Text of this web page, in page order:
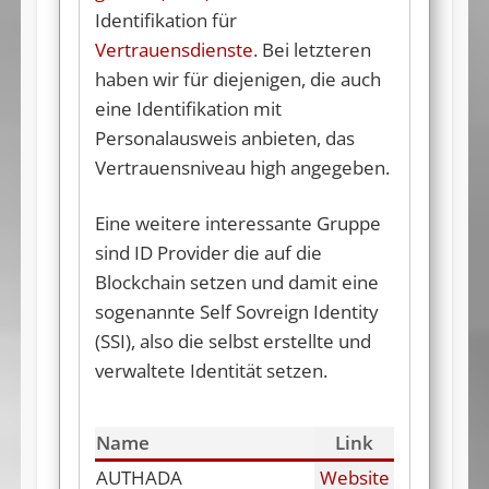
Dr. Michael Roland (Post-Doc am
Institut für Netzwerke und
Sicherheit, Johannes Kepler
Universität Linz)
„Das Öffnen der NFC-Schnittstelle
würde die Bedienung von Apple
Dr. Matthias Schwan
(Bundesdruckerei)
Der mobile Personalausweis
kommt! Das Identity-Interview
Hans-Peter Kraus und Dr.
Matthias Schwan (Bank Verlag)
zukünftig eine größere Rolle
spielen
„Eine neue PIN bitte für den nPA“ –
Behörden & Digitalisierung in
Deutschland – Ein Drama in 3
Akten
Fakten-Check: Verimi und der
Personalausweis im Smartphone
Klasse „Auto-ID“?
KYC-Identifikation auf Basis von
Bankdaten
Identitätsanbieter und
Identifizierungsdienstleister – was
ist der Unterschied? Definition und
Sofort ID: Lekkerland und epay
stellen digitale ID‑Lösung vor
Identifikation für
Vertrauensdienste. Bei letzteren
haben wir für diejenigen, die auch
eine Identifikation mit
Personalausweis anbieten, das
Vertrauensniveau high angegeben.
Eine weitere interessante Gruppe
sind ID Provider die auf die
Blockchain setzen und damit eine
sogenannte Self Sovreign Identity
(SSI), also die selbst erstellte und
verwaltete Identität setzen.
Name
Link
AUTHADA
Website